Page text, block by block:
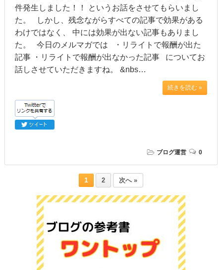
件発生しました！！ というお話をさせてもらいまし
た。 しかし、残念ながらすべての記事で効果がある
わけではなく、 中には効果が出ない記事もありまし
た。 今日のメルマガでは ・リライトで報酬が出た
記事 ・リライトで報酬が出なかった記事 についてお
話しさせていただきますね。 &nbs…
続きを読む »
ブログ運営 0
1 2 次へ »